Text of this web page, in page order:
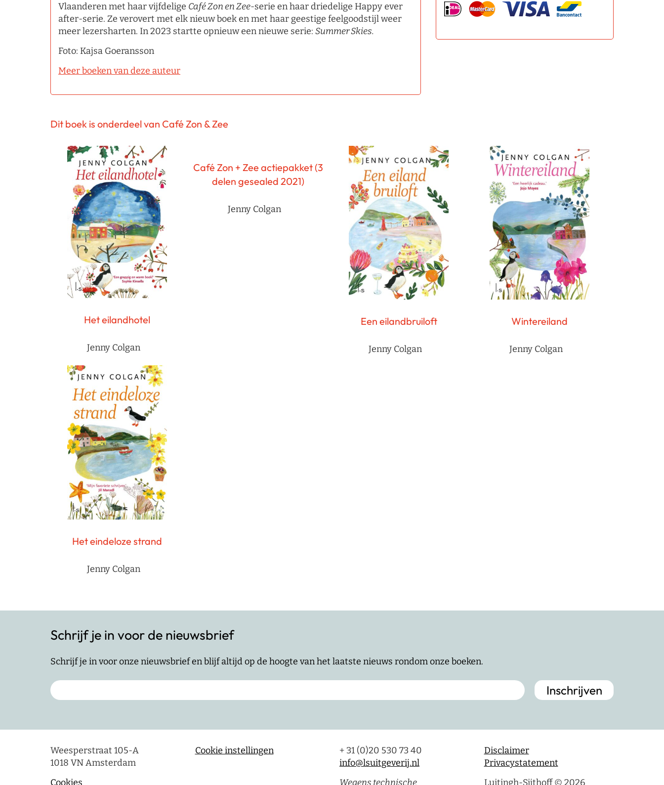
Vlaanderen met haar vijfdelige Café Zon en Zee-serie en haar driedelige Happy ever
after-serie. Ze verovert met elk nieuw boek en met haar geestige feelgoodstijl weer
meer lezersharten. In 2023 startte opnieuw een nieuwe serie: Summer Skies.
Foto: Kajsa Goeransson
Meer boeken van deze auteur
Dit boek is onderdeel van Café Zon & Zee
Het eilandhotel
Jenny Colgan
Café Zon + Zee actiepakket (3
delen gesealed 2021)
Jenny Colgan
Een eilandbruiloft
Jenny Colgan
Wintereiland
Jenny Colgan
Het eindeloze strand
Jenny Colgan
Schrijf je in voor de nieuwsbrief
Schrijf je in voor onze nieuwsbrief en blijf altijd op de hoogte van het laatste nieuws rondom onze boeken.
Weesperstraat 105-A
1018 VN Amsterdam
Cookies
Cookie instellingen
+ 31 (0)20 530 73 40
info@lsuitgeverij.nl
Wegens technische
Disclaimer
Privacystatement
Luitingh-Sijthoff © 2026